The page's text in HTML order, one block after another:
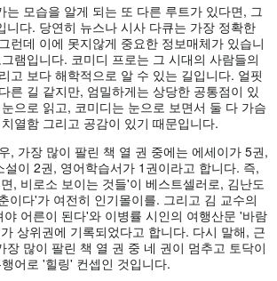
는 모습을 알게 되는 또 다른 루트가 있다면, 그
니다. 당연히 뉴스나 시사 다큐는 가장 정확한
런데 이에 못지않게 중요한 정보매체가 있습니
램입니다. 코미디 프로는 그 시대의 사람들의
고 보다 해학적으로 알 수 있는 길입니다. 얼핏
른 길 같지만, 엄밀하게는 상당한 공통점이 있
으로 읽고, 코미디는 눈으로 보면서 둘 다 가슴
열함 그리고 공감이 있기 때문입니다.
, 가장 많이 팔린 책 열 권 중에는 에세이가 5권,
설이 2권, 영어학습서가 1권이라고 합니다. 즉,
, 비로소 보이는 것들'이 베스트셀러로, 김난도
이다'가 여전히 인기몰이를. 그리고 김 교수의
어른이 된다'와 이병률 시인의 여행산문 '바람
상위권에 기록되었다고 합니다. 다시 말해, 근
장 많이 팔린 책 열 권 중 네 권이 멈추고 토닥이
어로 '힐링' 컨셉인 것입니다.